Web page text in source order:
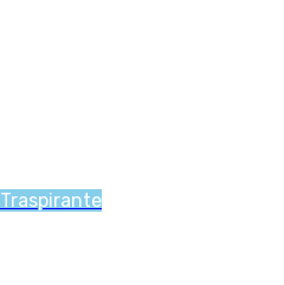
Traspirante